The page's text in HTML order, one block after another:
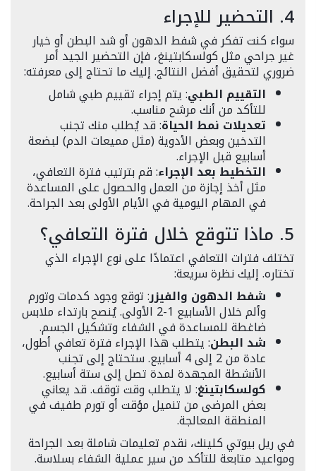
4. التحضير للإجراء
سواء كنت تفكر في شفط الدهون أو شد البطن أو خيار
غير جراحي مثل كولسكابتينغ، فإن التحضير الجيد أمر
ضروري لتحقيق أفضل النتائج. إليك ما تحتاج إلى معرفته:
التقييم الطبي: يتم إجراء تقييم طبي شامل
للتأكد من أنك مرشح مناسب.
تعديلات نمط الحياة: قد يُطلب منك تجنب
التدخين وبعض الأدوية (مثل مميعات الدم) لبضعة
أسابيع قبل الإجراء.
التخطيط بعد الإجراء: قم بترتيب فترة التعافي،
مثل أخذ إجازة من العمل والحصول على المساعدة
في المهام اليومية في الأيام الأولى بعد الجراحة.
5. ماذا تتوقع خلال فترة التعافي؟
تختلف فترات التعافي اعتمادًا على نوع الإجراء الذي
تختاره. إليك نظرة سريعة:
شفط الدهون والفيزر: توقع وجود كدمات وتورم
وألم خلال الأسابيع 1-2 الأولى. يُنصح بارتداء ملابس
ضاغطة للمساعدة في الشفاء وتشكيل الجسم.
شد البطن: يتطلب هذا الإجراء فترة تعافي أطول،
عادة من 2 إلى 4 أسابيع. ستحتاج إلى تجنب
الأنشطة المجهدة لمدة تصل إلى ستة أسابيع.
كولسكابتينغ: لا يتطلب وقت توقف. قد يعاني
بعض المرضى من تنميل مؤقت أو تورم طفيف في
المنطقة المعالجة.
في ريل بيوتي كلينك، نقدم تعليمات شاملة بعد الجراحة
ومواعيد متابعة للتأكد من سير عملية الشفاء بسلاسة.